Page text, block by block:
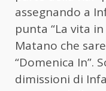
assegnando a
punta “La vita
Matano che
“Domenica In”.
dimissioni di